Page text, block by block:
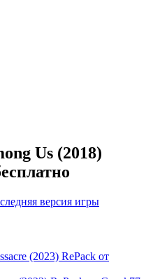
Us (2018)
версия игры